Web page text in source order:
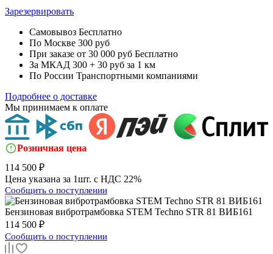
Зарезервировать
Самовывоз Бесплатно
По Москве 300 руб
При заказе от 30 000 руб Бесплатно
За МКАД 300 + 30 руб за 1 км
По России Транспортными компаниями
Подробнее о доставке
Мы принимаем к оплате
Розничная цена
114 500 ₽
Цена указана за 1шт. с НДС 22%
Сообщить о поступлении
Бензиновая вибротрамбовка STEM Techno STR 81 ВИБ161
114 500 ₽
Сообщить о поступлении